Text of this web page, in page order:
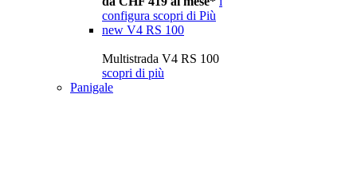
configura scopri di Più
new V4 RS 100
Multistrada V4 RS 100
scopri di più
Panigale